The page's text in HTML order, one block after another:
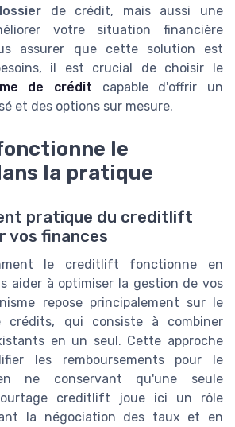
de crédit, mais aussi une
votre situation financière
assurer que cette solution est
il est crucial de choisir le
de crédit capable d'offrir un
et des options sur mesure.
le
la pratique
pratique du creditlift
vos finances
le creditlift fonctionne en
aider à optimiser la gestion de vos
repose principalement sur le
crédits, qui consiste à combiner
en un seul. Cette approche
les remboursements pour le
ne conservant qu'une seule
creditlift joue ici un rôle
la négociation des taux et en